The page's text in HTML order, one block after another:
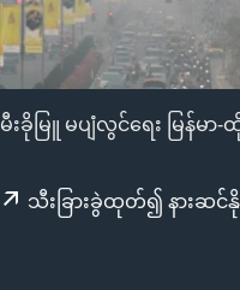
မီးခိုမြူ မပျံလွင်ရေး မြန်မ
သီးခြားခွဲထုတ်၍ နားဆင်